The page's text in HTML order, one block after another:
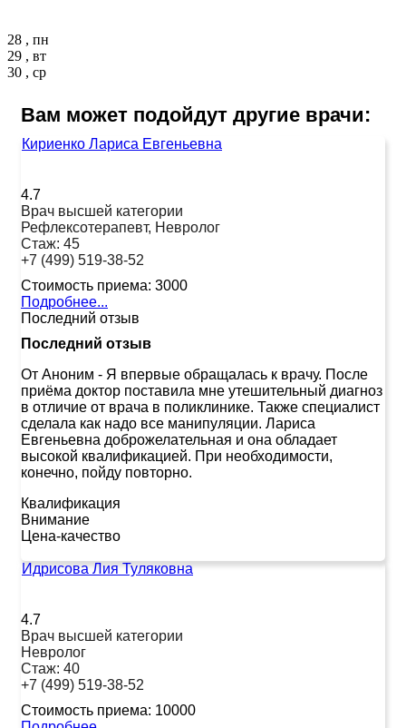
28 , пн
29 , вт
30 , ср
Вам может подойдут другие врачи:
Кириенко Лариса Евгеньевна
4.7
Врач высшей категории
Рефлексотерапевт, Невролог
Стаж: 45
+7 (499) 519-38-52
Стоимость приема: 3000
Подробнее...
Последний отзыв
Последний отзыв
От Аноним - Я впервые обращалась к врачу. После
приёма доктор поставила мне утешительный диагноз
в отличие от врача в поликлинике. Также специалист
сделала как надо все манипуляции. Лариса
Евгеньевна доброжелательная и она обладает
высокой квалификацией. При необходимости,
конечно, пойду повторно.
Квалификация
Внимание
Цена-качество
Идрисова Лия Туляковна
4.7
Врач высшей категории
Невролог
Стаж: 40
+7 (499) 519-38-52
Стоимость приема: 10000